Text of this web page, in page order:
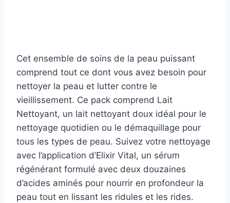
Cet ensemble de soins de la peau puissant
comprend tout ce dont vous avez besoin pour
nettoyer la peau et lutter contre le
vieillissement. Ce pack comprend Lait
Nettoyant, un lait nettoyant doux idéal pour le
nettoyage quotidien ou le démaquillage pour
tous les types de peau. Suivez votre nettoyage
avec l’application d’Elixir Vital, un sérum
régénérant formulé avec deux douzaines
d’acides aminés pour nourrir en profondeur la
peau tout en lissant les ridules et les rides.